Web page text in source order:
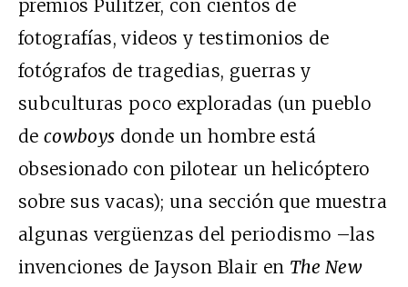
premios Pulitzer, con cientos de
fotografías, videos y testimonios de
fotógrafos de tragedias, guerras y
subculturas poco exploradas (un pueblo
decowboys donde un hombre está
obsesionado con pilotear un helicóptero
sobre sus vacas); una sección que muestra
algunas vergüenzas del periodismo –las
invenciones de Jayson Blair en The New